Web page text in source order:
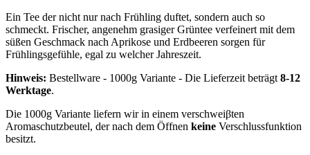
Ein Tee der nicht nur nach Frühling duftet, sondern auch so
schmeckt. Frischer, angenehm grasiger Grüntee verfeinert mit dem
süßen Geschmack nach Aprikose und Erdbeeren sorgen für
Frühlingsgefühle, egal zu welcher Jahreszeit.
Hinweis: Bestellware - 1000g Variante - Die Lieferzeit beträgt 8-12
Werktage.
Die 1000g Variante liefern wir in einem verschweiβten
Aromaschutzbeutel, der nach dem Öffnen keine Verschlussfunktion
besitzt.